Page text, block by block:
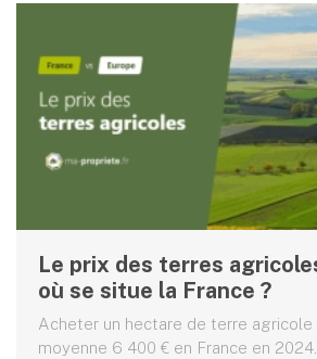
Le prix des terres
où se situe la France ?
Acheter un hectare de terre agricole
moyenne 6 400 € en France en